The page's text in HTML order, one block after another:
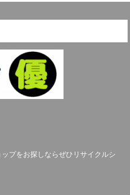
プをお探しならぜひリサイクルシ